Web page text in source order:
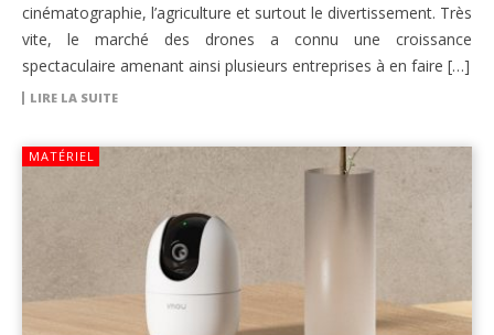
cinématographie, l’agriculture et surtout le divertissement. Très
vite, le marché des drones a connu une croissance
spectaculaire amenant ainsi plusieurs entreprises à en faire […]
LIRE LA SUITE
MATÉRIEL